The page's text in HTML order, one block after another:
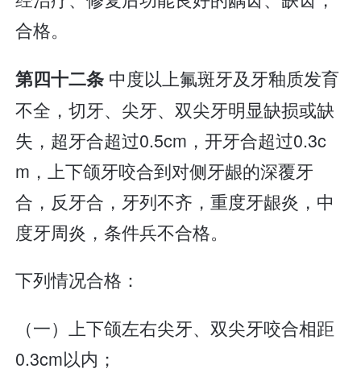
合格。
第四十二条 中度以上氟斑牙及牙釉质发育
不全，切牙、尖牙、双尖牙明显缺损或缺
失，超牙合超过0.5cm，开牙合超过0.3c
m，上下颌牙咬合到对侧牙龈的深覆牙
合，反牙合，牙列不齐，重度牙龈炎，中
度牙周炎，条件兵不合格。
下列情况合格：
（一）上下颌左右尖牙、双尖牙咬合相距
0.3cm以内；